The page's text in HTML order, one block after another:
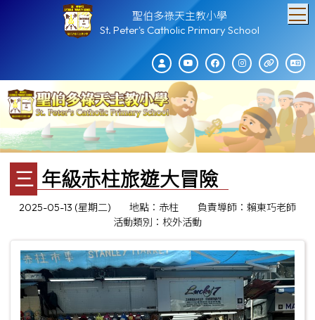
聖伯多祿天主教小學
St. Peter's Catholic Primary School
三年級赤柱旅遊大冒險
2025-05-13 (星期二) 地點：赤柱
負責導師：賴東巧老師
活動類別：校外活動